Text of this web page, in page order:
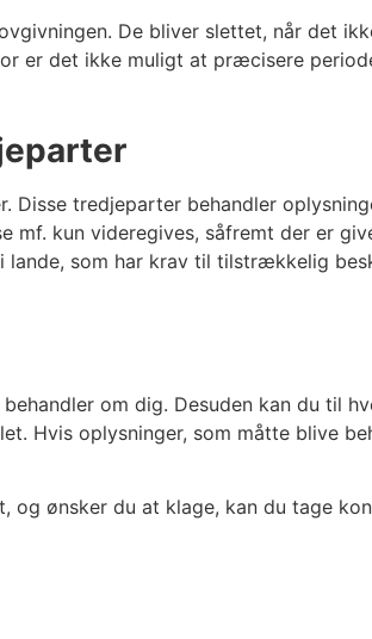
De bliver slettet, når det
er det ikke muligt at præcisere
tredjeparter behandler
mf. kun videregives, såfremt der er
lande, som har krav til tilstrækkelig
om dig. Desuden kan du til
Hvis oplysninger, som måtte blive
og ønsker du at klage, kan du tage